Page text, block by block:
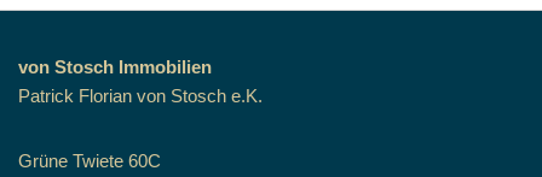
von Stosch Immobilien
Patrick Florian von Stosch e.K.
Grüne Twiete 60C